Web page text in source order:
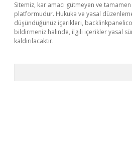
Sitemiz, kar amacı gütmeyen ve
platformudur. Hukuka ve yasal
düşündüğünüz içerikleri,
bildirmeniz halinde, ilgili içerikler yasal
kaldırılacaktır.